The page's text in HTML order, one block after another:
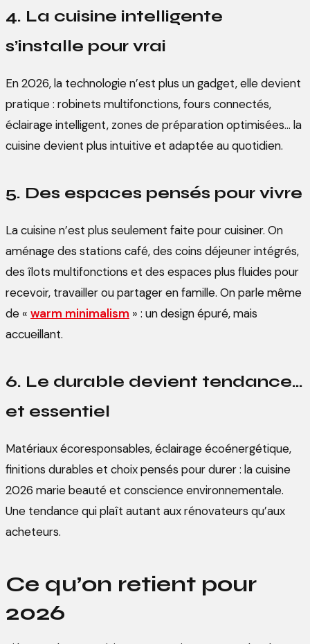
4. La cuisine intelligente
s’installe pour vrai
En 2026, la technologie n’est plus un gadget, elle devient
pratique : robinets multifonctions, fours connectés,
éclairage intelligent, zones de préparation optimisées… la
cuisine devient plus intuitive et adaptée au quotidien.
5. Des espaces pensés pour vivre
La cuisine n’est plus seulement faite pour cuisiner. On
aménage des stations café, des coins déjeuner intégrés,
des îlots multifonctions et des espaces plus fluides pour
recevoir, travailler ou partager en famille. On parle même
de « warm minimalism » : un design épuré, mais
accueillant.
6. Le durable devient tendance…
et essentiel
Matériaux écoresponsables, éclairage écoénergétique,
finitions durables et choix pensés pour durer : la cuisine
2026 marie beauté et conscience environnementale.
Une tendance qui plaît autant aux rénovateurs qu’aux
acheteurs.
Ce qu’on retient pour
2026